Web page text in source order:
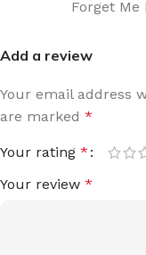
Forget Me
Add a review
Your email address
are marked *
Your rating *
Your review *